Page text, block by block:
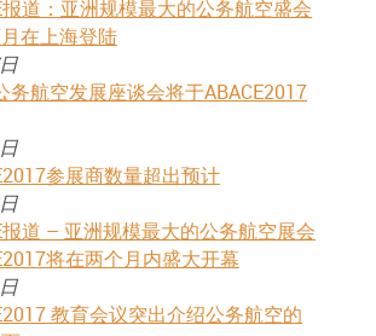
报道：亚洲规模最大的公务航空盛会
在上海登陆
务航空发展座谈会将于ABACE2017
参展商数量超出预计
报道 – 亚洲规模最大的公务航空展会
将在两个月内盛大开幕
教育会议突出介绍公务航空的